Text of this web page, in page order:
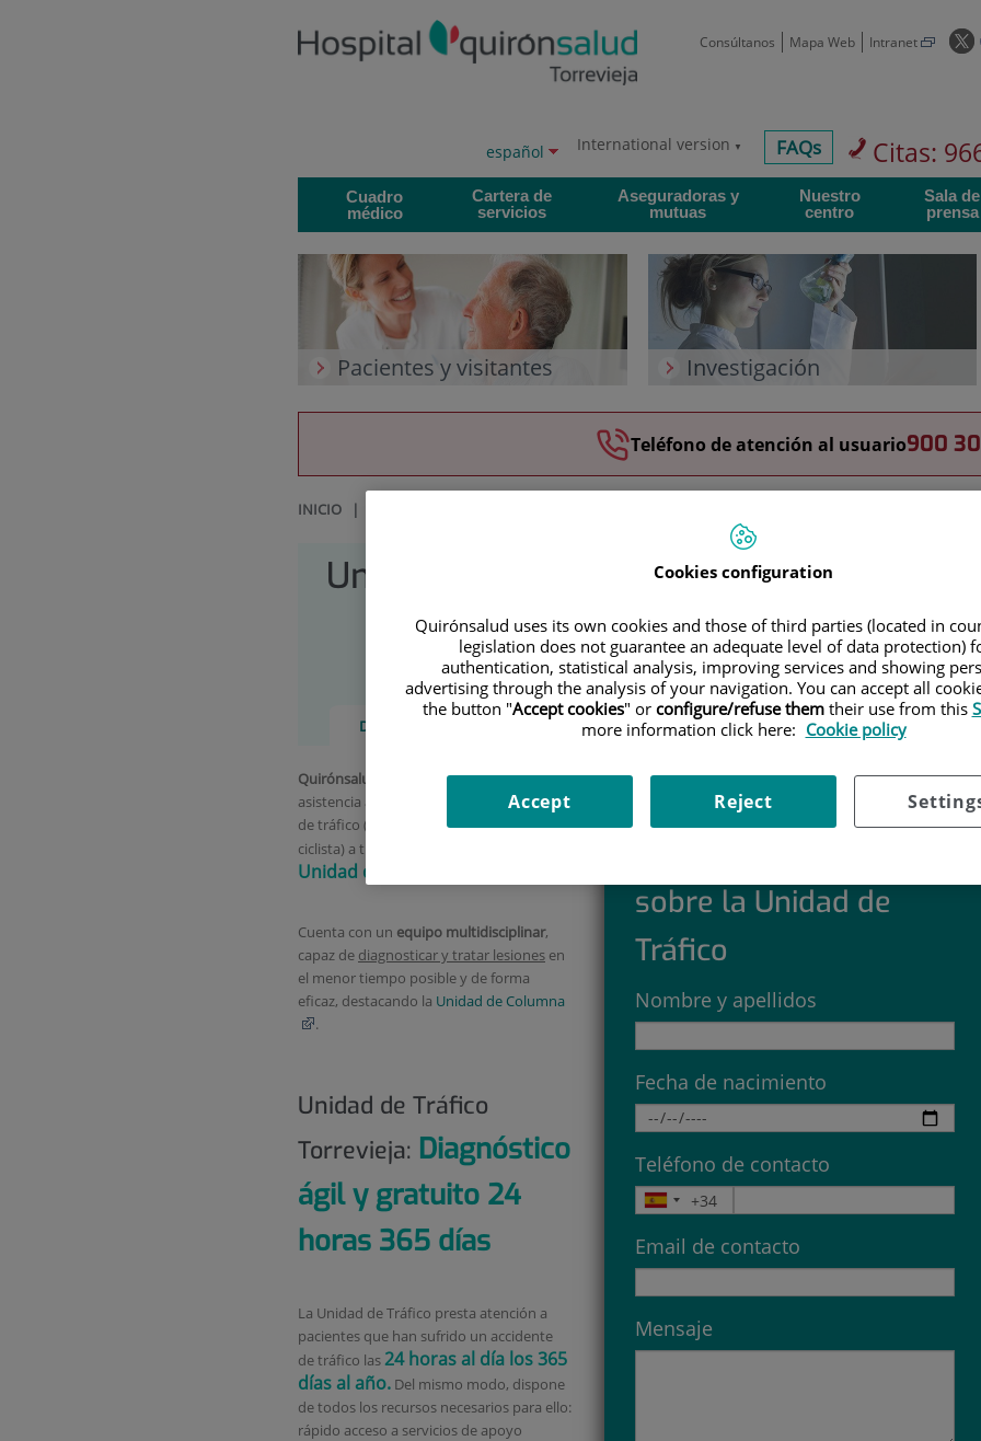
al
contenido
Consúltanos Mapa Web Intranet
Selector
idioma
Idioma
activo
español International version
centros-FAQs Citas:
Cuadro
médico
Cartera de
servicios
Aseguradoras y
mutuas
Nuestro
centro
Sala de
prensa
Pacientes y visitantes Investigación
Teléfono de atención al usuario900
INICIO |
Unidad de Tráfico Teléfono:966 92 63 63 /
E-mail:
trafico.torrevieja@quironsalud.es
Descripción
sobre la Unidad de
Tráfico
Nombre y apellidos
Fecha de nacimiento
Teléfono de contacto
Email de contacto
Mensaje
Quirónsalud Torreviejaofrece la mejor
asistencia a los lesionados en accidentes
de tráfico (conductor, ocupante, peatón o
ciclista) a través de su
Unidad de Tráfico.
Cuenta con un equipo multidisciplinar,
capaz de diagnosticar y tratar lesiones en
el menor tiempo posible y de forma
eficaz, destacando la Unidad de Columna
.
Unidad de Tráfico
Torrevieja: Diagnóstico
ágil y gratuito 24
horas 365 días
La Unidad de Tráfico presta atención a
pacientes que han sufrido un accidente
de tráfico las24 horas al día los 365
días al año. Del mismo modo, dispone
de todos los recursos necesarios para ello:
rápido acceso a servicios de apoyo
Cookies configuration
Quirónsalud uses its own cookies and those of third parties (located in
legislation does not guarantee an adequate level of data protection)
authentication, statistical analysis, improving services and showing
advertising through the analysis of your navigation. You can accept all
the button "Accept cookies" or configure/refuse themtheir use from this
more information click here: Cookie policy
Reject
Accept